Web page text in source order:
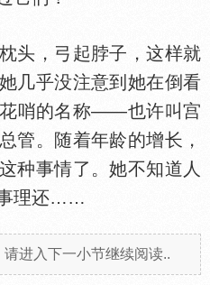
，弓起脖子，这样就
几乎没注意到她在倒看
哨的名称——也许叫宫
管。随着年龄的增长，
种事情了。她不知道人
事理还……
进入下一小节继续阅读..